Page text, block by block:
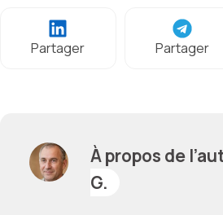
Partager Partager
À propos de
G.